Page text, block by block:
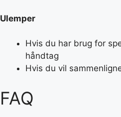
Ulemper
Hvis du har brug for
håndtag
Hvis du vil
FAQ